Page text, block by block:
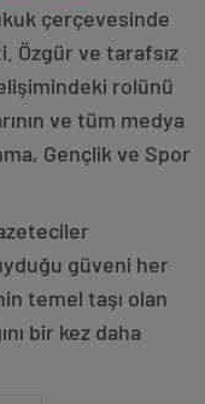
çerçevesinde
Özgür ve tarafsız
rolünü
ve tüm medya
Gençlik ve Spor
güveni her
temel taşı olan
bir kez daha